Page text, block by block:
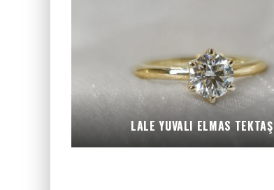
LALE YUVALI ELMAS TEKTAŞ